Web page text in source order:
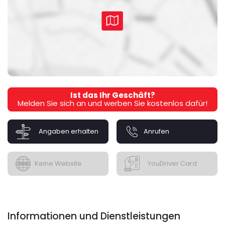
Ist das Ihr Geschäft?
Melden Sie sich an und werben Sie kostenlos dafür!
Angaben erhalten Anrufen
Keine Website YouDriver Card
Informationen und Dienstleistungen